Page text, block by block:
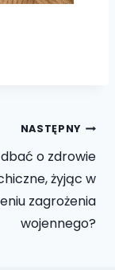
NASTĘPNY
o zdrowie
żyjąc w
zagrożenia
wojennego?